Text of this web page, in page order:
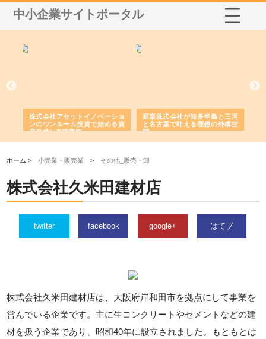
中小企業サイトポータル
株式会社アセットイノベーショ
ンのワンルーム投資で始める資
産形成と老後準備
庭楽株式会社が知多半島と三河
と名古屋で叶える理想の外構空
間
ホーム >小売業・販売業 > その他_販売・卸
株式会社久米田建材店
twitter facebook google+ はてブ
株式会社久米田建材店は、大阪府岸和田市を拠点にして事業を
営んでいる企業です。主に生コンクリートやセメントなどの建
材を扱う企業であり、昭和40年に設立されました。もともとは